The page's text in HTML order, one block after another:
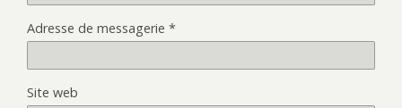
Adresse de messagerie *
Site web